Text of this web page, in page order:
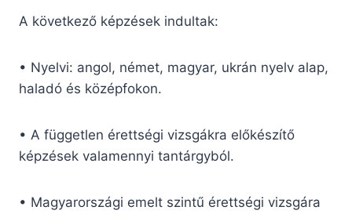
A következő képzések indultak:
• Nyelvi: angol, német, magyar, ukrán nyelv alap,
haladó és középfokon.
• A független érettségi vizsgákra előkészítő
képzések valamennyi tantárgyból.
• Magyarországi emelt szintű érettségi vizsgára